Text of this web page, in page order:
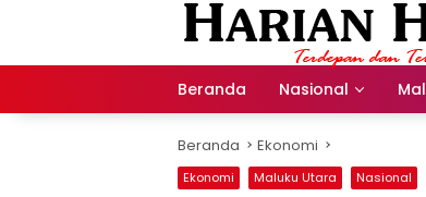
Beranda Nasional
Beranda Ekonomi
Ekonomi Maluku Utara Nasional